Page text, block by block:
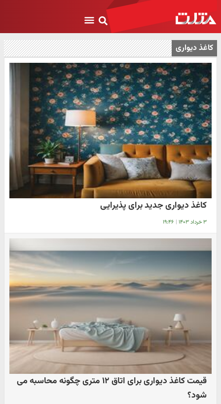
کاغذ دیواری
کاغذ دیواری جدید برای پذیرایی
۳ خرداد ۱۴۰۳ | ۱۹:۴۶
قیمت کاغذ دیواری برای اتاق ۱۲ متری چگونه محاسبه می
شود؟